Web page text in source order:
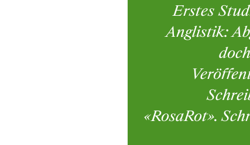
Erstes
Anglistik:
«RosaRot».